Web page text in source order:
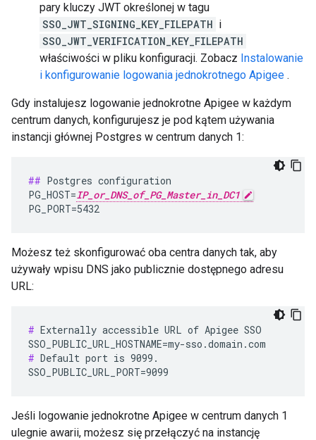
pary kluczy JWT określonej w tagu
SSO_JWT_SIGNING_KEY_FILEPATH i
SSO_JWT_VERIFICATION_KEY_FILEPATH
właściwości w pliku konfiguracji. Zobacz Instalowanie
i konfigurowanie logowania jednokrotnego Apigee .
Gdy instalujesz logowanie jednokrotne Apigee w każdym
centrum danych, konfigurujesz je pod kątem używania
instancji głównej Postgres w centrum danych 1:
## Postgres configuration
PG_HOST=IP_or_DNS_of_PG_Master_in_DC1
PG_PORT=5432
Możesz też skonfigurować oba centra danych tak, aby
używały wpisu DNS jako publicznie dostępnego adresu
URL:
# Externally accessible URL of Apigee SSO
# Default port is 9099.
SSO_PUBLIC_URL_PORT=9099
Jeśli logowanie jednokrotne Apigee w centrum danych 1
ulegnie awarii, możesz się przełączyć na instancję